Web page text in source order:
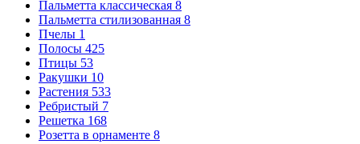
Пальметта классическая 8
Пальметта стилизованная 8
Пчелы 1
Полосы 425
Птицы 53
Ракушки 10
Растения 533
Ребристый 7
Решетка 168
Розетта в орнаменте 8